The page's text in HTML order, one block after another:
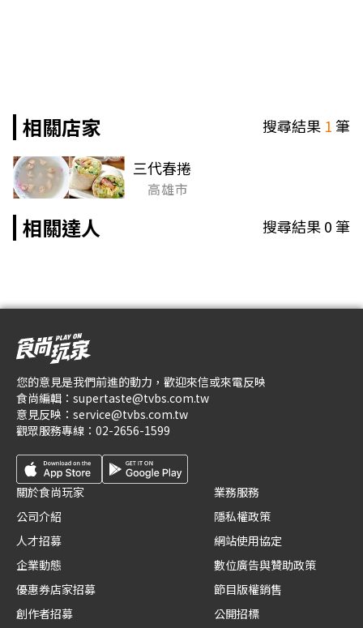
相關店家 搜尋結果 1筆
三代春捲
高雄市
相關達人 搜尋結果0筆
您的意見是我們前進的動力，歡迎來信或來電反映
食尚編輯： supertaste@tvbs.com.tw
意見反映： service@tvbs.com.tw
觀眾服務專線： 02-2656-1599
關於食尚玩家
公司介紹
人才招募
企業動態
優惠券店家招募
創作者招募
業務服務
隱私權政策
網站使用協定
數位廣告與贊助政策
節目版權銷售
公開招標